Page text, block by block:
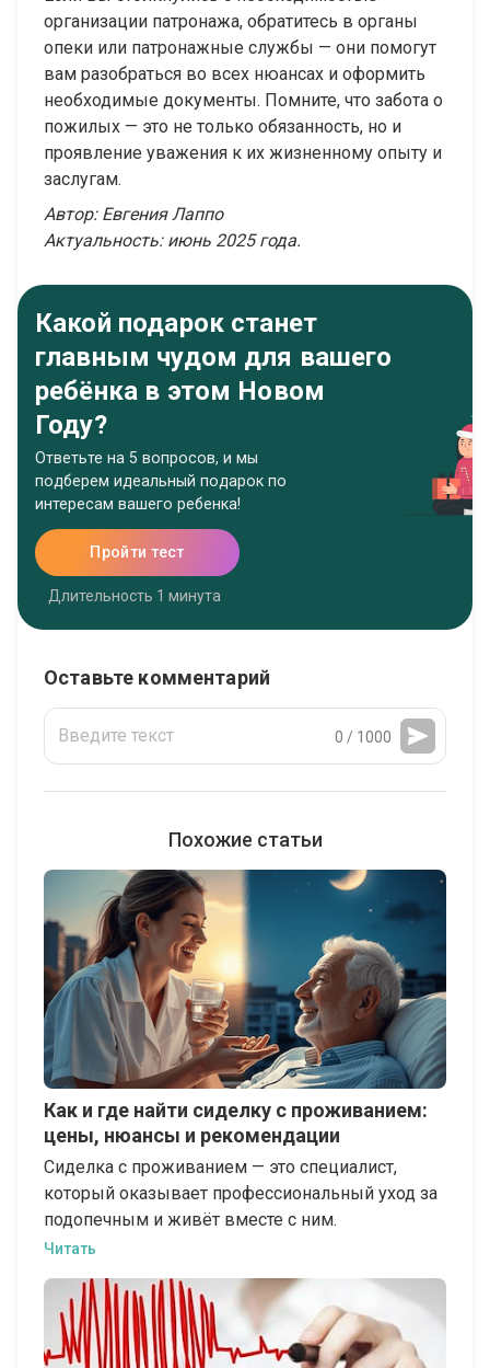
организации патронажа, обратитесь в органы
опеки или патронажные службы — они помогут
вам разобраться во всех нюансах и оформить
необходимые документы. Помните, что забота о
пожилых — это не только обязанность, но и
проявление уважения к их жизненному опыту и
заслугам.
Автор: Евгения Лаппо
Актуальность: июнь 2025 года.
Какой подарок станет
главным чудом для вашего
ребёнка в этом Новом
Году?
Ответьте на 5 вопросов, и мы
подберем идеальный подарок по
интересам вашего ребенка!
Пройти тест
Длительность 1 минута
Оставьте комментарий
0 / 1000
Похожие статьи
Как и где найти сиделку с проживанием:
цены, нюансы и рекомендации
Сиделка с проживанием — это специалист,
который оказывает профессиональный уход за
подопечным и живёт вместе с ним.
Читать